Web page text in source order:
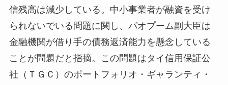
信残高は減少している。中小事業者が融資を受け
られないでいる問題に関し、パオプーム副大臣は
金融機関が借り手の債務返済能力を懸念している
ことが問題だと指摘。この問題はタイ信用保証公
社（ＴＧＣ）のポートフォリオ・ギャランティ・